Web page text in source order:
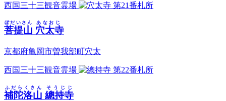
西国三十三観音霊場 第21番札所
菩提山
ぼだいさん
穴太寺
あなおじ
京都府亀岡市曽我部町穴太
西国三十三観音霊場 第22番札所
補陀洛山
ふだらくさん
總持寺
そうじじ